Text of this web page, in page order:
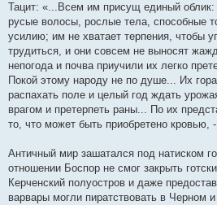
Тацит: «...Всем им присущ единый облик:
русые волосы, рослые тела, способные
усилию; им не хватает терпения, чтобы
трудиться, и они совсем не выносят
непогода и почва приучили их легко
Покой этому народу не по душе... Их
распахать поле и целый год ждать
врагом и претерпеть раны... По их
то, что может быть приобретено кровью,
Античный мир зашатался под натиском
отношении Боспор не смог закрыть
Керченский полуостров и даже
варвары могли пиратствовать в Черном